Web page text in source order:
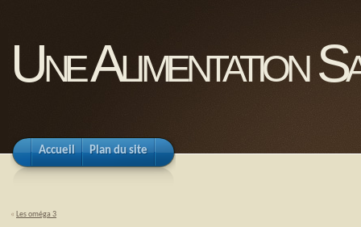
Une Alimentation
Accueil Plan du site
« Les oméga 3